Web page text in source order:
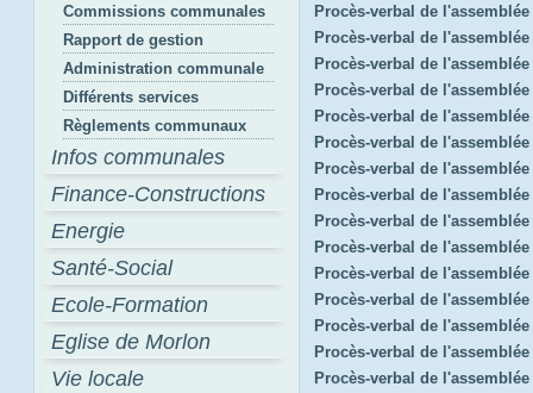
Commissions communales
Rapport de gestion
Administration communale
Différents services
Règlements communaux
Infos communales
Finance-Constructions
Energie
Santé-Social
Ecole-Formation
Eglise de Morlon
Vie locale
Procès-verbal de
Procès-verbal de
Procès-verbal de
Procès-verbal de
Procès-verbal de
Procès-verbal de
Procès-verbal de
Procès-verbal de
Procès-verbal de
Procès-verbal de
Procès-verbal de
Procès-verbal de
Procès-verbal de
Procès-verbal de
Procès-verbal de